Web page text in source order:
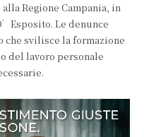
Regione Campania, in
Le denunce
che svilisce la formazione
del lavoro personale